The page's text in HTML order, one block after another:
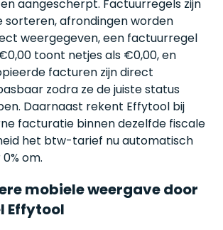
aangescherpt. Factuurregels zijn
sorteren, afrondingen worden
weergegeven, een factuurregel
toont netjes als €0,00, en
facturen zijn direct
zodra ze de juiste status
Daarnaast rekent Effytool bij
facturatie binnen dezelfde fiscale
het btw-tarief nu automatisch
om.
mobiele weergave door
Effytool